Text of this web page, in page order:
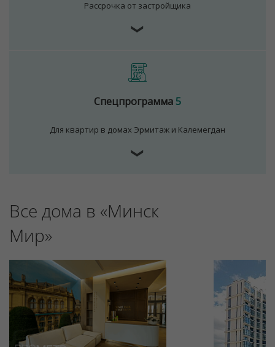
Рассрочка от застройщика
❯
Спецпрограмма5
Для квартир в домах Эрмитаж и Калемегдан
❯
Все дома в «Минск
Мир»
Принять